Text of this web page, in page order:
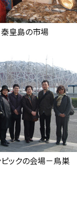
秦皇島の市場
ックの会場－鳥巣